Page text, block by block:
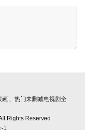
画、热门未删减电视剧全
Rights Reserved
-1